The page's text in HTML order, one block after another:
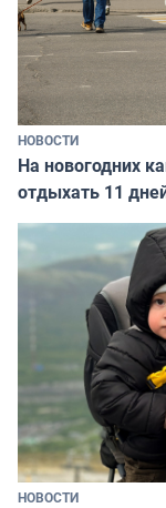
НОВОСТИ
На новогодних
отдыхать 11
НОВОСТИ